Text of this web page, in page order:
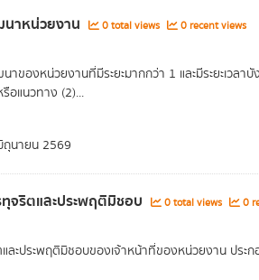
าหน่วยงาน 0 total views 0 recent views
องหน่วยงานที่มีระยะมากกว่า 1 และมีระยะเวล
อแนวทาง (2)...
นายน 2569
จริตและประพฤติมิชอบ 0 total views 0
ละประพฤติมิชอบของเจ้าหน้าที่ของหน่วยงาน ประ